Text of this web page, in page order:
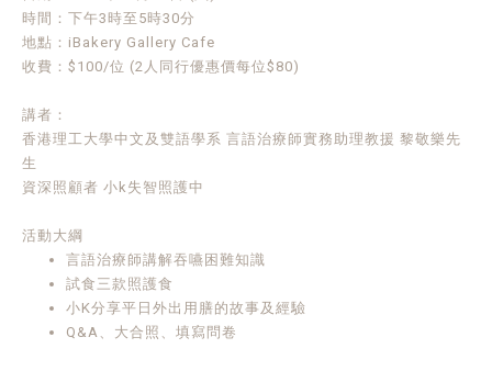
時間：下午3時至5時30分
地點：iBakery Gallery Cafe
收費：$100/位 (2人同行優惠價每位$80)
講者：
香港理工大學中文及雙語學系 言語治療師實務助理教援 黎敬樂先
生
資深照顧者 小k失智照護中
活動大綱
言語治療師講解吞嚥困難知識
試食三款照護食
小K分享平日外出用膳的故事及經驗
Q&A、大合照、填寫問卷